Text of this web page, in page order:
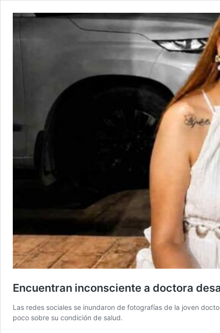
Encuentran inconsciente a doctora
Las redes sociales se inundaron de fotografías de la joven
poco sobre su condición de salud.